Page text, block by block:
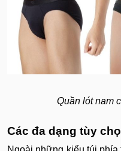
Quần lót nam
Các đa dạng tùy